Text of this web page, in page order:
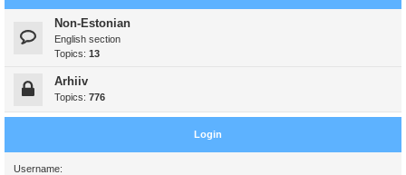
Non-Estonian
English section
Topics: 13
Arhiiv
Topics: 776
Login
Username: